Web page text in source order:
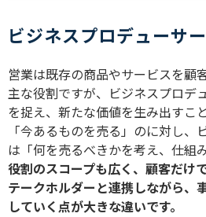
ビジネスプロデューサ
営業は既存の商品やサービスを顧
主な役割ですが、ビジネスプロデ
を捉え、新たな価値を生み出すこ
「今あるものを売る」のに対し、
は「何を売るべきかを考え、仕組
役割のスコープも広く、顧客だけ
テークホルダーと連携しながら、
していく点が大きな違いです。